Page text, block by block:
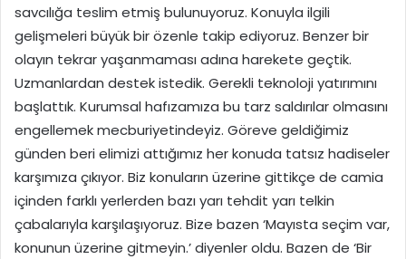
savcılığa teslim etmiş bulunuyoruz. Konuyla ilgili
gelişmeleri büyük bir özenle takip ediyoruz. Benzer bir
olayın tekrar yaşanmaması adına harekete geçtik.
Uzmanlardan destek istedik. Gerekli teknoloji yatırımını
başlattık. Kurumsal hafızamıza bu tarz saldırılar olmasını
engellemek mecburiyetindeyiz. Göreve geldiğimiz
günden beri elimizi attığımız her konuda tatsız hadiseler
karşımıza çıkıyor. Biz konuların üzerine gittikçe de camia
içinden farklı yerlerden bazı yarı tehdit yarı telkin
çabalarıyla karşılaşıyoruz. Bize bazen ‘Mayısta seçim var,
konunun üzerine gitmeyin.’ diyenler oldu. Bazen de ‘Bir